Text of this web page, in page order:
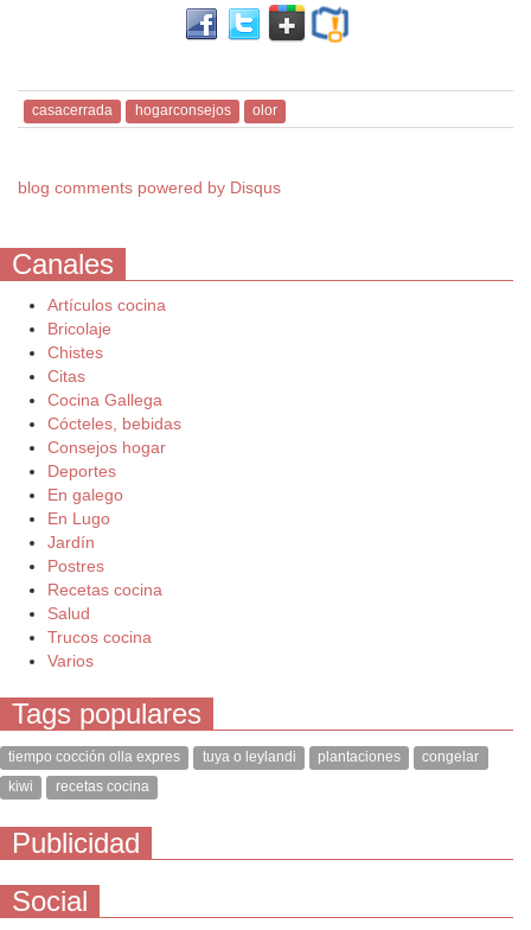
casacerrada hogarconsejos olor
blog comments powered by Disqus
Canales
Artículos cocina
Bricolaje
Chistes
Citas
Cocina Gallega
Cócteles, bebidas
Consejos hogar
Deportes
En galego
En Lugo
Jardín
Postres
Recetas cocina
Salud
Trucos cocina
Varios
Tags populares
tiempo cocción olla expres tuya o leylandi plantaciones
congelar
kiwi
recetas cocina
Publicidad
Social